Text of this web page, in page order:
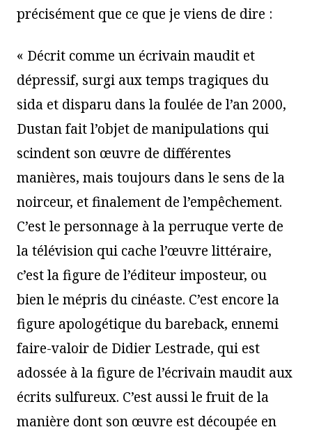
précisément que ce que je viens de dire :
« Décrit comme un écrivain maudit et
dépressif, surgi aux temps tragiques du
sida et disparu dans la foulée de l’an 2000,
Dustan fait l’objet de manipulations qui
scindent son œuvre de différentes
manières, mais toujours dans le sens de la
noirceur, et finalement de l’empêchement.
C’est le personnage à la perruque verte de
la télévision qui cache l’œuvre littéraire,
c’est la figure de l’éditeur imposteur, ou
bien le mépris du cinéaste. C’est encore la
figure apologétique du bareback, ennemi
faire-valoir de Didier Lestrade, qui est
adossée à la figure de l’écrivain maudit aux
écrits sulfureux. C’est aussi le fruit de la
manière dont son œuvre est découpée en